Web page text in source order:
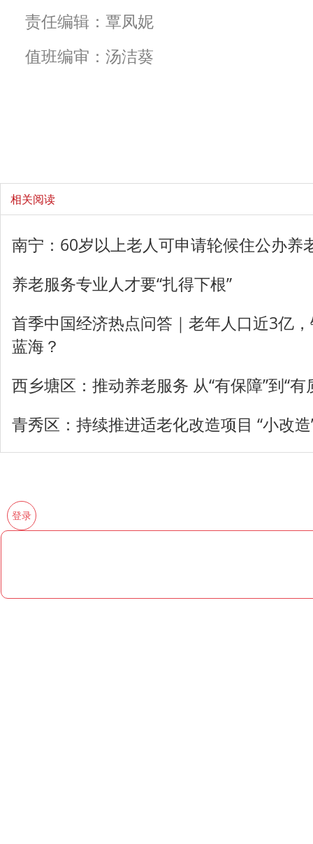
责任编辑：覃凤妮
值班编审：汤洁葵
相关阅读
南宁：60岁以上老人可申请轮候住公办养
养老服务专业人才要“扎得下根”
首季中国经济热点问答｜老年人口近3亿
蓝海？
西乡塘区：推动养老服务 从“有保障”到“有
青秀区：持续推进适老化改造项目 “小改
登录